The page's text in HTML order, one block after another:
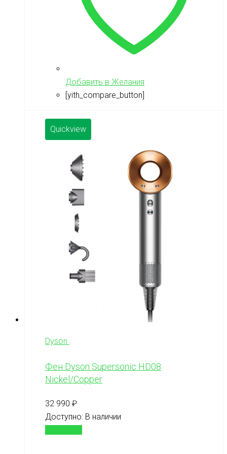
Добавить в Желания
[yith_compare_button]
Quickview
Dyson
Фен Dyson Supersonic HD08
Nickel/Copper
32 990 ₽
Доступно: В наличии